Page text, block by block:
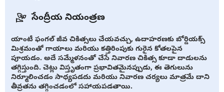
సేంద్రీయ నియంత్రణ
యాంటీ ఫంగల్ జీవ చికిత్సలు చేయవచ్చు, ఉదాహరణకు బోర్డియక్స్
మిశ్రమంతో గాయాలు మరియు కత్తిరింపుకు గురైన కోతలపైన
పూయడం. అదే సమ్మేళనంతో చేసే నివారణ చికిత్స కూడా దాడులను
తగ్గిస్తుంది. చెట్లు విస్తృతంగా ప్రభావితమైనప్పుడు, ఈ తెగులును
నిర్మూలించడం సాధ్యపడదు మరియు నివారణ చర్యలు మాత్రమే దాని
తీవ్రతను తగ్గించడంలో సహాయపడతాయి.